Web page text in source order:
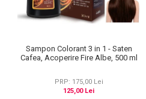
Sampon Colorant 3 in 1 - Saten
Cafea, Acoperire Fire Albe, 500 ml
PRP: 175,00 Lei
125,00 Lei